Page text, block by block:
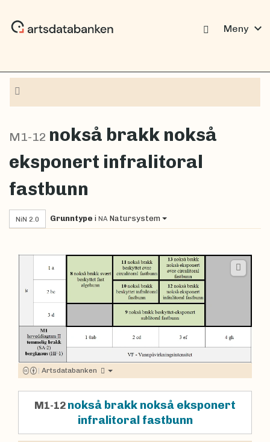
Meny expand_more
M1-12 nokså brakk nokså
eksponert infralitoral
fastbunn
NiN 2.0 Grunntype i NA Natursystem
| Artsdatabanken
M1-12 nokså brakk nokså eksponert
infralitoral fastbunn